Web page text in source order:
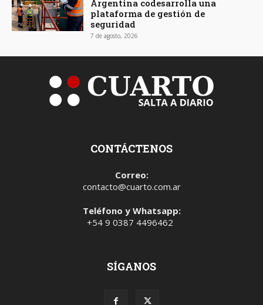
Argentina codesarrolla una
plataforma de gestión de
seguridad
7 de agosto, 2026
CONTÁCTENOS
Correo:
contacto@cuarto.com.ar
Teléfono y Whatsapp:
+54 9 0387 4496462
SÍGANOS